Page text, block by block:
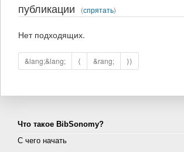
публикации (спрятать)
Нет подходящих.
&lang;&lang; ⟨ &rang; ⟩⟩
Что такое BibSonomy?
С чего начать